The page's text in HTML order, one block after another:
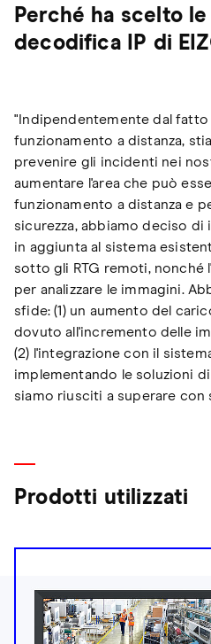
Perché ha scelto
decodifica IP di
"Indipendentemente dal fatto
funzionamento a distanza,
prevenire gli incidenti nei
aumentare l'area che può
funzionamento a distanza e
sicurezza, abbiamo deciso di
in aggiunta al sistema
sotto gli RTG remoti, nonché
per analizzare le immagini.
sfide: (1) un aumento del
dovuto all'incremento delle
(2) l'integrazione con il
implementando le soluzioni
siamo riusciti a superare con
Prodotti utilizzati